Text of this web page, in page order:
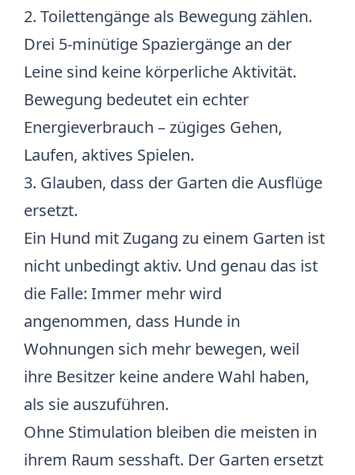
2. Toilettengänge als Bewegung zählen.
Drei 5-minütige Spaziergänge an der
Leine sind keine körperliche Aktivität.
Bewegung bedeutet ein echter
Energieverbrauch – zügiges Gehen,
Laufen, aktives Spielen.
3. Glauben, dass der Garten die Ausflüge
ersetzt.
Ein Hund mit Zugang zu einem Garten ist
nicht unbedingt aktiv. Und genau das ist
die Falle: Immer mehr wird
angenommen, dass Hunde in
Wohnungen sich mehr bewegen, weil
ihre Besitzer keine andere Wahl haben,
als sie auszuführen.
Ohne Stimulation bleiben die meisten in
ihrem Raum sesshaft. Der Garten ersetzt